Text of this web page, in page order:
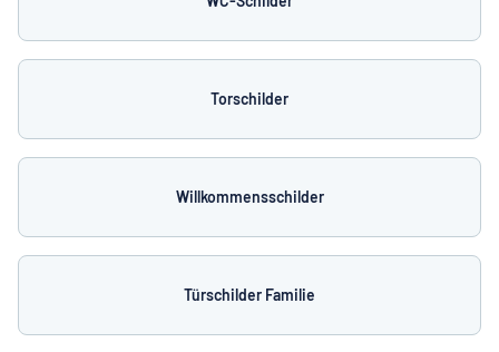
Torschilder
Willkommensschilder
Türschilder Familie